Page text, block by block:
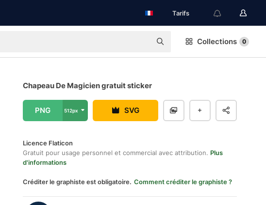
Tarifs
Collections 0
Chapeau De Magicien gratuit sticker
PNG 512px SVG
Licence Flaticon
Gratuit pour usage personnel et commercial avec attribution. Plus
d'informations
Créditer le graphiste est obligatoire. Comment créditer le graphiste ?